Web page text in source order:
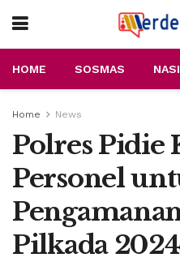
HOME SOSMAS
Home News
Polres Pidie
Personel
Pilkada 2024